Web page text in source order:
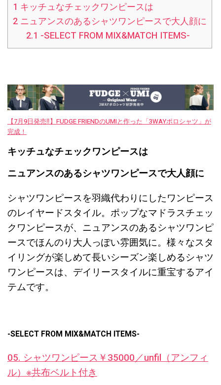
1 キッチュなチェックワンピースは
2ニュアンスのあるシャツワンピースで大人顔に
2.1 -SELECT FROM MIX&MATCH ITEMS-
【7月9日発売‼︎】FUDGE FRIENDのUMIと作った「3WAYポロシャツ」が
完成！
キッチュなチェックワンピースは
ニュアンスのあるシャツワンピースで大人顔に
シャツワンピースを羽織代わりにしたワンピース
のレイヤードスタイル。ポップなマドラスチェッ
クワンピースが、ニュアンスのあるシャツワンピ
ースでほんのり大人っぽい雰囲気に。様々なスタ
イリングが楽しめて長いシーズン楽しめるシャツ
ワンピースは、デイリースタイルに重宝するアイ
テムです。
-SELECT FROM MIX&MATCH ITEMS-
05. シャツワンピース￥35000／unfil（アンフィ
ル）※共布ベルト付き